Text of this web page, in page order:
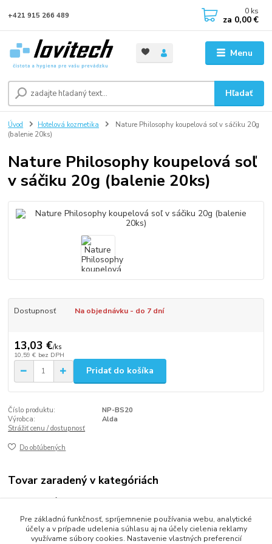
Menu
Hľadať
+421 915 266 489 0 ks
za 0,00 €
Úvod Hotelová kozmetika
Nature Philosophy koupelová soľ v sáčiku 20g
(balenie 20ks)
Nature Philosophy koupelová soľ
v sáčiku 20g (balenie 20ks)
Dostupnosť Na objednávku - do 7 dní
13,03 €/ks
10,59 € bez DPH
Pridať do košíka
Číslo produktu:
NP-BS20
Výrobca:
Alda
Strážiť cenu / dostupnosť
Do obľúbených
Tovar zaradený v kategóriách
Hotelová kozmetika
NATURE PHILOSOPHY
Pre základnú funkčnosť, spríjemnenie používania webu, analytické
účely a v prípade udelenia súhlasu aj na účely cielenia reklamy
využívame súbory cookies. Nastavenie vlastných preferencií